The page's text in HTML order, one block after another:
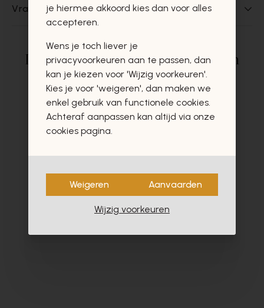
Vragen over dit product?
Deze producten zullen u zeker en
vast ook interesseren
- 60%
je hiermee akkoord kies dan voor alles
accepteren.
Wens je toch liever je
privacyvoorkeuren aan te passen, dan
kan je kiezen voor 'Wijzig voorkeuren'.
Kies je voor 'weigeren', dan maken we
enkel gebruik van functionele cookies.
Achteraf aanpassen kan altijd via onze
cookies pagina.
Weigeren Aanvaarden
Wijzig voorkeuren